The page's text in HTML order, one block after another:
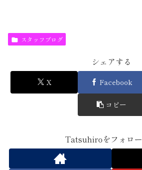
スタッフブログ
シェアする
X Facebook
コピー
Tatsuhiroをフォロ